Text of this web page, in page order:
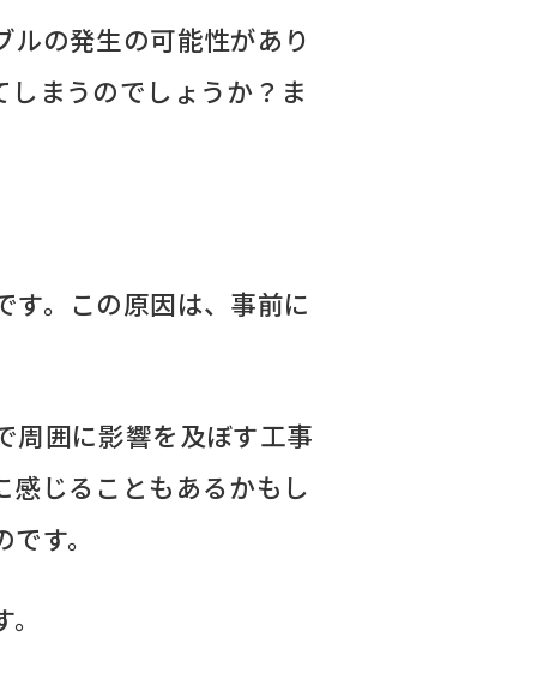
の発生の可能性があり
まうのでしょうか？ま
。この原因は、事前に
周囲に影響を及ぼす工事
じることもあるかもし
す。